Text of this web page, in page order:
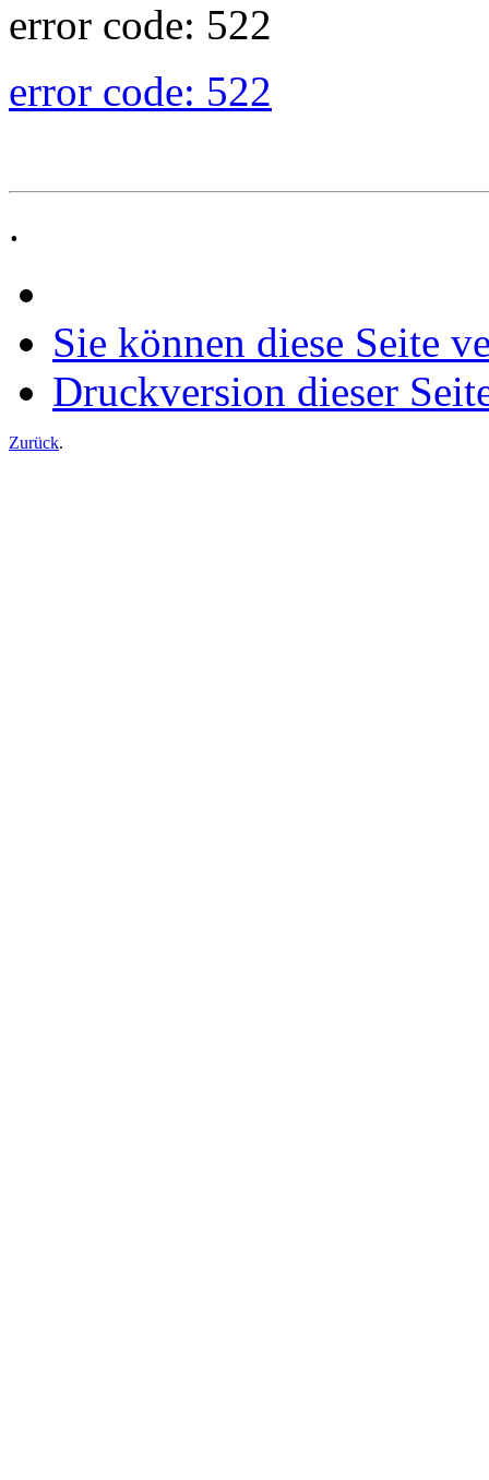
error code: 522
error code: 522
.
Sie können diese Seite
Druckversion dieser
Zurück.